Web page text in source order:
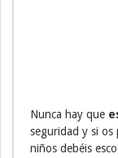
Nunca hay que
seguridad y si os
niños debéis